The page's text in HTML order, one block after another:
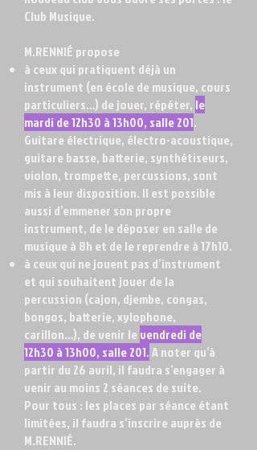
Club Musique.
M.RENNIÉ propose
à ceux qui pratiquent déjà un
instrument (en école de musique, cours
particuliers…) de jouer, répéter, le
mardi de 12h30 à 13h00, salle 201.
Guitare électrique, électro-acoustique,
guitare basse, batterie, synthétiseurs,
violon, trompette, percussions, sont
mis à leur disposition. Il est possible
aussi d’emmener son propre
instrument, de le déposer en salle de
musique à 8h et de le reprendre à 17h10.
à ceux qui ne jouent pas d’instrument
et qui souhaitent jouer de la
percussion (cajon, djembe, congas,
bongos, batterie, xylophone,
carillon…), de venir le vendredi de
12h30 à 13h00, salle 201.A noter qu’à
partir du 26 avril, il faudra s’engager à
venir au moins 2 séances de suite.
Pour tous : les places par séance étant
limitées, il faudra s’inscrire auprès de
M.RENNIÉ.